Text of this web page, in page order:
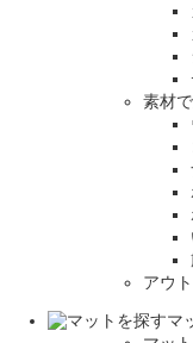
素材
アウ
マ